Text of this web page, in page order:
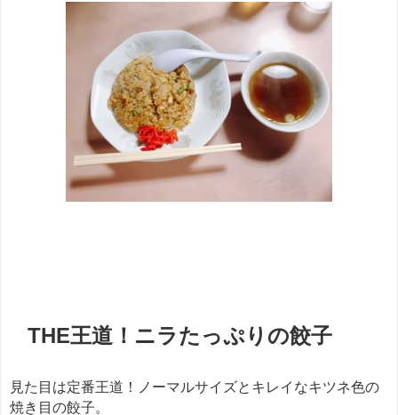
THE王道！ニラたっぷりの餃子
見た目は定番王道！ノーマルサイズとキレイなキツネ色の
焼き目の餃子。